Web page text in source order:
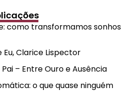
como transformamos sonhos
Clarice Lispector
– Entre Ouro e Ausência
o que quase ninguém